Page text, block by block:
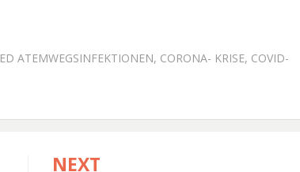
ATEMWEGSINFEKTIONEN, CORONA- KRISE, COVID-
NEXT